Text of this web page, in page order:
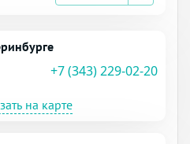
+7 (343) 229-02-20
на карте